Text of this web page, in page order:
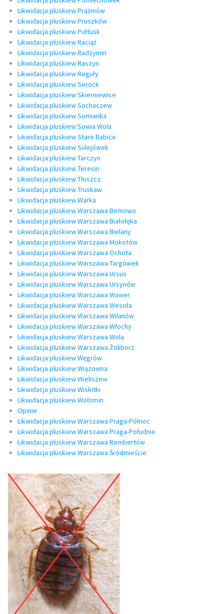
Likwidacja pluskiew Prażmów
Likwidacja pluskiew Pruszków
Likwidacja pluskiew Pułtusk
Likwidacja pluskiew Raciąż
Likwidacja pluskiew Radzymin
Likwidacja pluskiew Raszyn
Likwidacja pluskiew Reguły
Likwidacja pluskiew Serock
Likwidacja pluskiew Skierniewice
Likwidacja pluskiew Sochaczew
Likwidacja pluskiew Somianka
Likwidacja pluskiew Sowia Wola
Likwidacja pluskiew Stare Babice
Likwidacja pluskiew Sulejówek
Likwidacja pluskiew Tarczyn
Likwidacja pluskiew Teresin
Likwidacja pluskiew Tłuszcz
Likwidacja pluskiew Truskaw
Likwidacja pluskiew Warka
Likwidacja pluskiew Warszawa Bemowo
Likwidacja pluskiew Warszawa Białołęka
Likwidacja pluskiew Warszawa Bielany
Likwidacja pluskiew Warszawa Mokotów
Likwidacja pluskiew Warszawa Ochota
Likwidacja pluskiew Warszawa Targówek
Likwidacja pluskiew Warszawa Ursus
Likwidacja pluskiew Warszawa Ursynów
Likwidacja pluskiew Warszawa Wawer
Likwidacja pluskiew Warszawa Wesoła
Likwidacja pluskiew Warszawa Wilanów
Likwidacja pluskiew Warszawa Włochy
Likwidacja pluskiew Warszawa Wola
Likwidacja pluskiew Warszawa Żoliborz
Likwidacja pluskiew Węgrów
Likwidacja pluskiew Wiązowna
Likwidacja pluskiew Wieliszew
Likwidacja pluskiew Wiskitki
Likwidacja pluskiew Wołomin
Opinie
Likwidacja pluskiew Warszawa Praga-Północ
Likwidacja pluskiew Warszawa Praga-Południe
Likwidacja pluskiew Warszawa Rembertów
Likwidacja pluskiew Warszawa Śródmieście